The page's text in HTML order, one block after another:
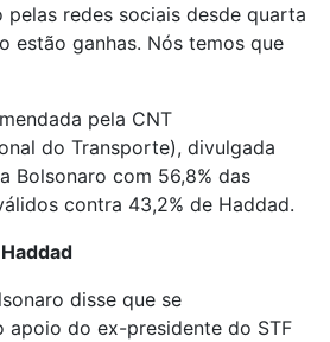
redes sociais desde quarta
estão ganhas. Nós temos que
pela CNT
do Transporte), divulgada
Bolsonaro com 56,8% das
contra 43,2% de Haddad.
disse que se
apoio do ex-presidente do STF